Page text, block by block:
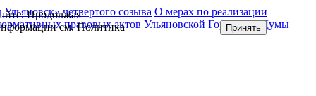
четвертого созыва О мерах по реализации
правовых актов Ульяновской Городской Думы
Продолжая
см.Политика
Принять